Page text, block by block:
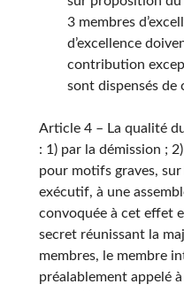
3 membres
d’excellence
contribution
sont dispensés de
Article 4 – La qualité
: 1) par la démission ;
pour motifs graves,
exécutif, à une
convoquée à cet effet
secret réunissant la
membres, le membre
préalablement appelé